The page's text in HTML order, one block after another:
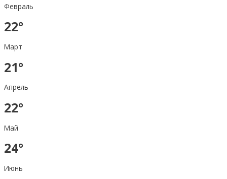
Февраль
22°
Март
21°
Апрель
22°
Май
24°
Июнь